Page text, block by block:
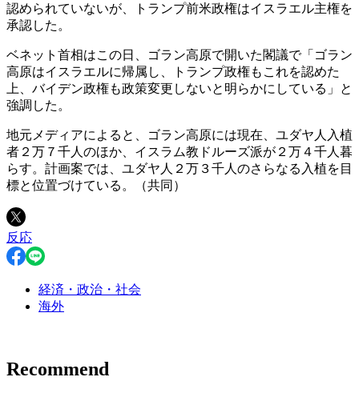
認められていないが、トランプ前米政権はイスラエル主権を
承認した。
ベネット首相はこの日、ゴラン高原で開いた閣議で「ゴラン
高原はイスラエルに帰属し、トランプ政権もこれを認めた
上、バイデン政権も政策変更しないと明らかにしている」と
強調した。
地元メディアによると、ゴラン高原には現在、ユダヤ人入植
者２万７千人のほか、イスラム教ドルーズ派が２万４千人暮
らす。計画案では、ユダヤ人２万３千人のさらなる入植を目
標と位置づけている。（共同）
反応
経済・政治・社会
海外
Recommend